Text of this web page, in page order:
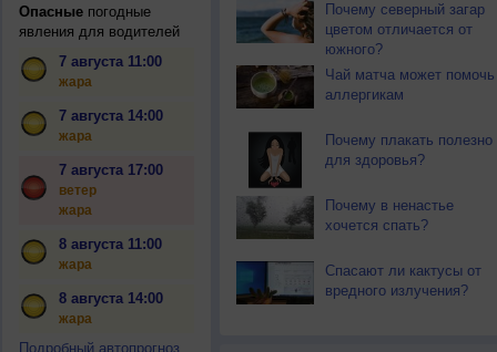
Опасныепогодные
явления для водителей
7 августа 11:00
жара
7 августа 14:00
жара
7 августа 17:00
ветер
жара
8 августа 11:00
жара
8 августа 14:00
жара
Подробный автопрогноз
Почему северный загар
цветом отличается от
южного?
Чай матча может помочь
аллергикам
Почему плакать полезно
для здоровья?
Почему в ненастье
хочется спать?
Спасают ли кактусы от
вредного излучения?